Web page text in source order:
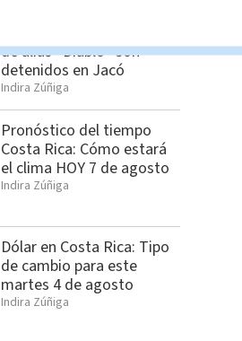
de alias “Diablo” son
detenidos en Jacó
Indira Zúñiga
Pronóstico del tiempo
Costa Rica: Cómo estará
el clima HOY 7 de agosto
Indira Zúñiga
Dólar en Costa Rica: Tipo
de cambio para este
martes 4 de agosto
Indira Zúñiga